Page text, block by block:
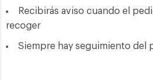
Recibirás aviso cuando el
recoger
Siempre hay seguimiento del